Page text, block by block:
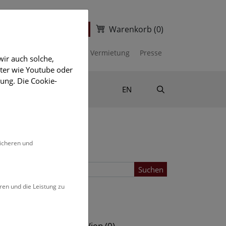
Warenkorb (0)
Vermietung Presse
EN
Suchen
auch solche,
wie Youtube oder
Die Cookie-
und
und die Leistung zu